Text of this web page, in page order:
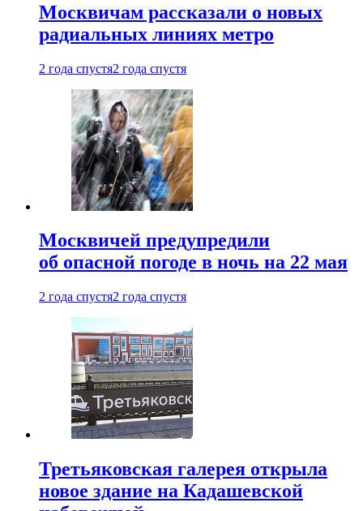
Москвичам рассказали о новых
радиальных линиях метро
2 года спустя2 года спустя
Москвичей предупредили
об опасной погоде в ночь на 22 мая
2 года спустя2 года спустя
Третьяковская галерея открыла
новое здание на Кадашевской